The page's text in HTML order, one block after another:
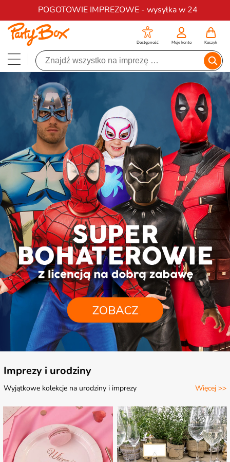
POGOTOWIE IMPREZOWE - wysyłka w 24
Darmowa dostawa na zamówienia od 200 zł
Dostępność Moje konto Koszyk
Imprezy i urodziny
Więcej >>
Wyjątkowe kolekcje na urodziny i imprezy